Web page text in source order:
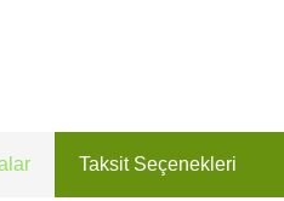
Taksit Seçenekleri